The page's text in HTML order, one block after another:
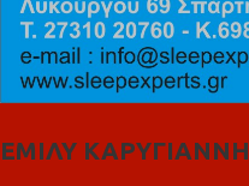
ΕΜΙΛΥ ΚΑΡΥΓΙΑΝΝΗ